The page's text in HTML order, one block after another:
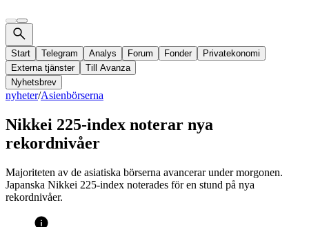
Start Telegram Analys Forum Fonder
Privatekonomi
Externa tjänster
Till Avanza
Nyhetsbrev
nyheter/Asienbörserna
Nikkei 225-index noterar nya
rekordnivåer
Majoriteten av de asiatiska börserna avancerar under morgonen.
Japanska Nikkei 225-index noterades för en stund på nya
rekordnivåer.